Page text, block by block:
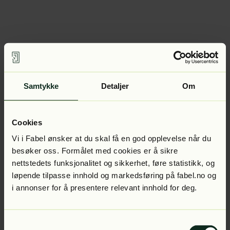
Samtykke Detaljer Om
Cookies
Vi i Fabel ønsker at du skal få en god opplevelse når du
besøker oss. Formålet med cookies er å sikre
nettstedets funksjonalitet og sikkerhet, føre statistikk, og
løpende tilpasse innhold og markedsføring på fabel.no og
i annonser for å presentere relevant innhold for deg.